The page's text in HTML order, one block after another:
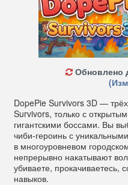
Обновлено
DopePie Survivors 3D —
Survivors, только с
гигантскими боссами. Вы
чиби-героинь с
в многоуровневом
непрерывно накатывают
убиваете, прокачиваетесь,
навыков.